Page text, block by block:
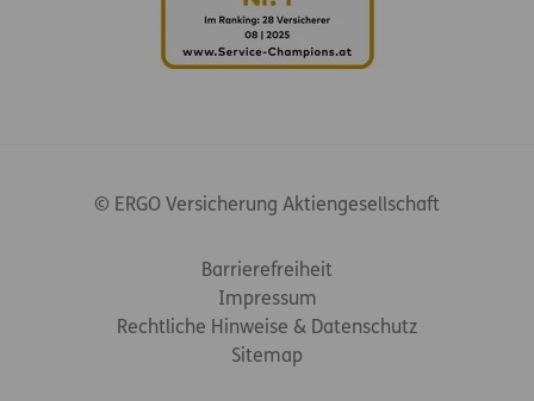
© ERGO Versicherung Aktiengesellschaft
Barrierefreiheit
Impressum
Rechtliche Hinweise & Datenschutz
Sitemap